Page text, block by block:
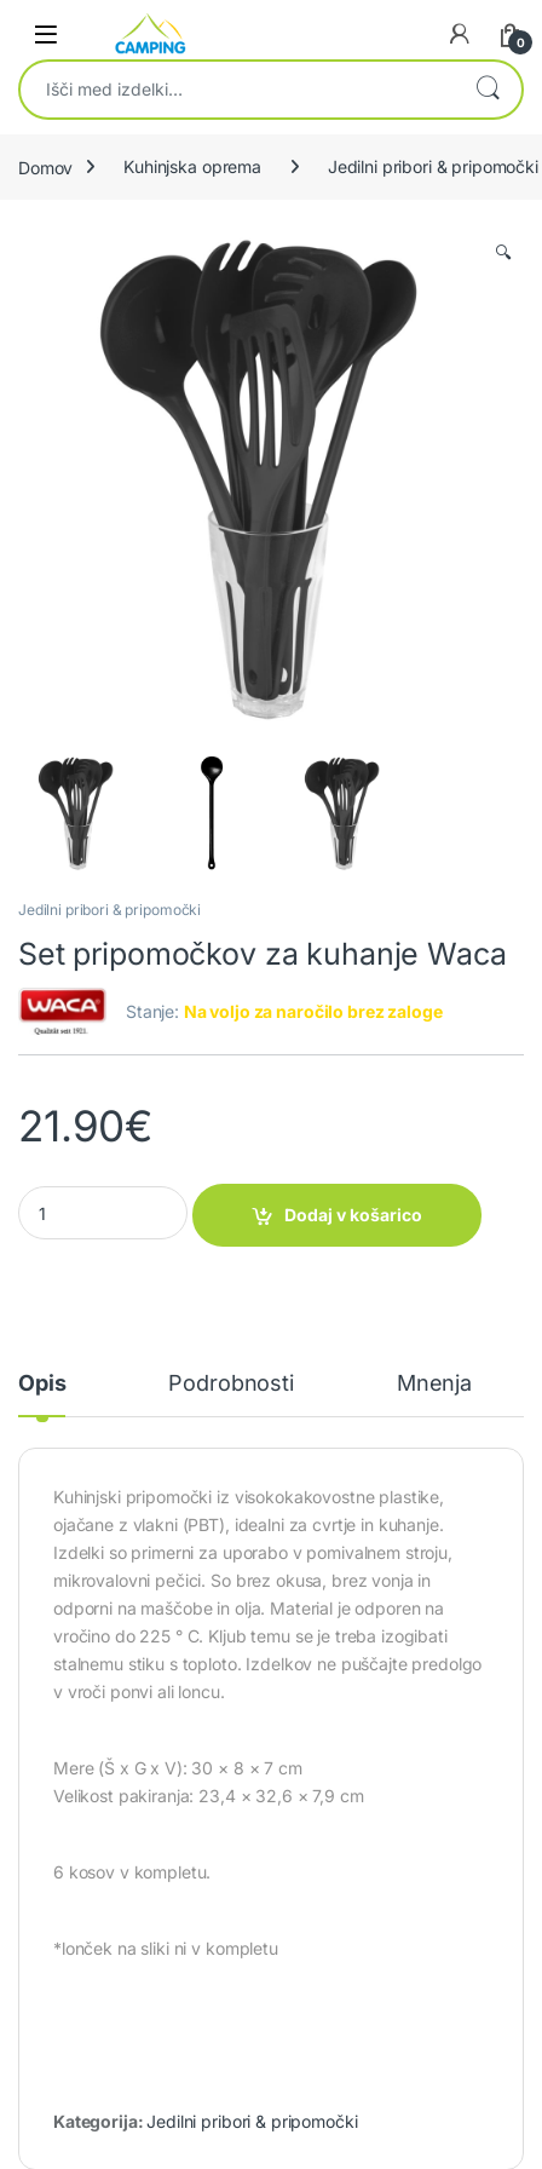
0
Išči:
Domov Kuhinjska oprema Jedilni pribori & pripomočki
🔍
Jedilni pribori & pripomočki
Set pripomočkov za kuhanje Waca
Stanje: Na voljo za naročilo brez zaloge
21.90€
Set pripomočkov za kuhanje Waca quantity
Dodaj v košarico
Opis Podrobnosti Mnenja
Kuhinjski pripomočki iz visokokakovostne plastike,
ojačane z vlakni (PBT), idealni za cvrtje in kuhanje.
Izdelki so primerni za uporabo v pomivalnem stroju,
mikrovalovni pečici. So brez okusa, brez vonja in
odporni na maščobe in olja. Material je odporen na
vročino do 225 ° C. Kljub temu se je treba izogibati
stalnemu stiku s toploto. Izdelkov ne puščajte predolgo
v vroči ponvi ali loncu.
Mere (Š x G x V): 30 × 8 × 7 cm
Velikost pakiranja: 23,4 × 32,6 × 7,9 cm
6 kosov v kompletu.
*lonček na sliki ni v kompletu
Kategorija:Jedilni pribori & pripomočki